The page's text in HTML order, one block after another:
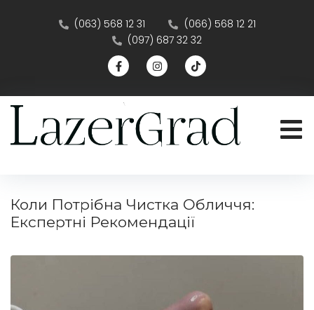
(063) 568 12 31
(066) 568 12 21
(097) 687 32 32
Коли Потрібна Чистка Обличчя:
Експертні Рекомендації